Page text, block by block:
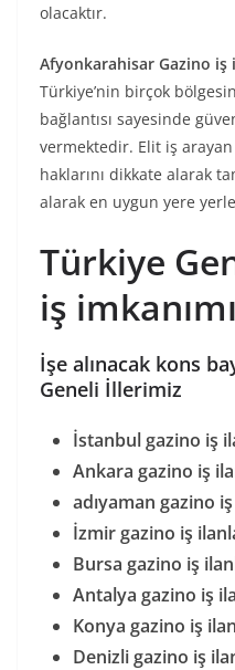
olacaktır.
Afyonkarahisar Gazino iş
Türkiye’nin birçok
bağlantısı sayesinde
vermektedir. Elit iş
haklarını dikkate alarak
alarak en uygun yere
Türkiye
iş
İşe alınacak kons
Geneli İllerimiz
İstanbul gazino iş
Ankara gazino iş
adıyaman gazino
İzmir gazino iş
Bursa gazino iş
Antalya gazino iş
Konya gazino iş
Denizli gazino iş